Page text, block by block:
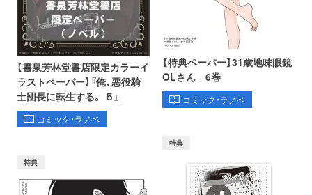
【書泉芳林堂書店限定カラーイ
ラストペーパー】『俺、悪役騎
士団長に転生する。 ５』
コミック・ラノベ
【特典ペーパー】31歳地味眼鏡
OLさん 6巻
コミック・ラノベ
特典
特典